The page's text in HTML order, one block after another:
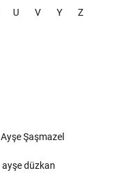
U V Y Z
Ayşe Şaşmazel
ayşe düzkan